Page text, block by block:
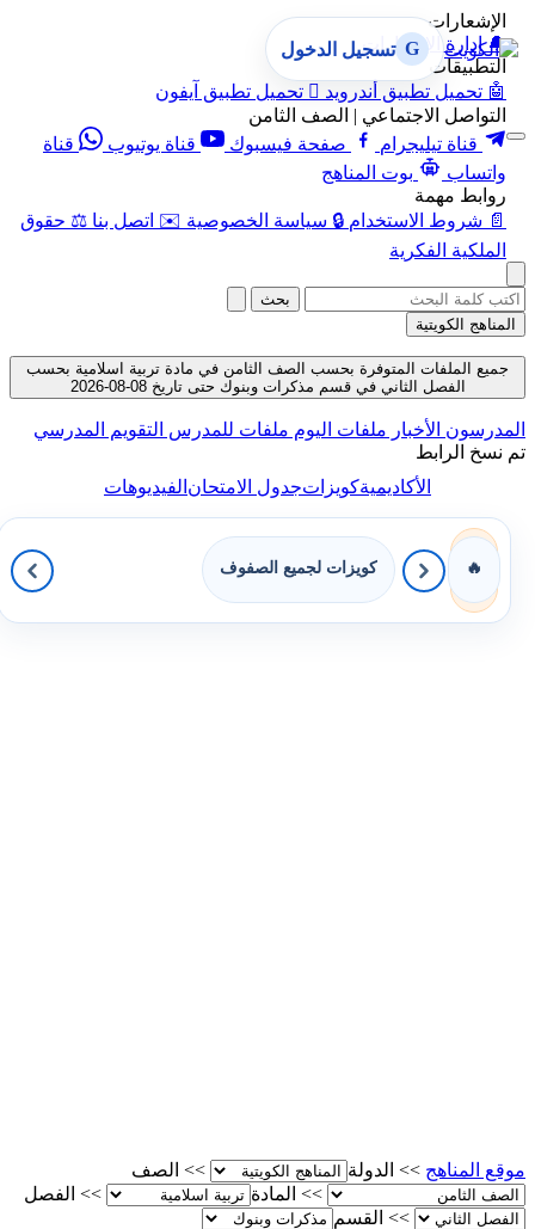
الإشعارات
🔔 إدارة الإشعارات
التطبيقات
🤖 تحميل تطبيق أندرويد  تحميل تطبيق آيفون
التواصل الاجتماعي | الصف الثامن
قناة تيليجرام
صفحة فيسبوك قناة يوتيوب
قناة
واتساب
بوت المناهج
روابط مهمة
📄 شروط الاستخدام 🔒 سياسة الخصوصية ✉️ اتصل بنا ⚖️ حقوق
الملكية الفكرية
G تسجيل الدخول
بحث
المناهج الكويتية
جميع الملفات المتوفرة بحسب الصف الثامن في مادة تربية اسلامية بحسب
الفصل الثاني في قسم مذكرات وبنوك حتى تاريخ 08-08-2026
المدرسون الأخبار ملفات اليوم ملفات للمدرس التقويم المدرسي
تم نسخ الرابط
الأكاديميةكويزاتجدول الامتحانالفيديوهات
🔥 كويزات لجميع الصفوف
موقع المناهج >> الدولة >>
الصف
>>
المادة >>
الفصل
>>
القسم